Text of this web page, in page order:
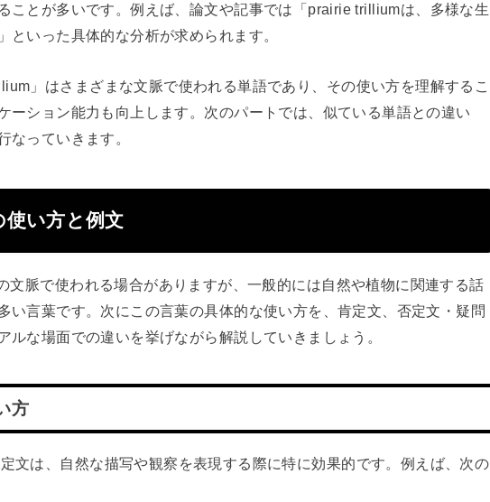
ことが多いです。例えば、論文や記事では「prairie trilliumは、多様な生
といった具体的な分析が求められます。
」はさまざまな文脈で使われる単語であり、その使い方を理解するこ
ーション能力も向上します。次のパートでは、似ている単語との違い
なっていきます。
い方と例文
文脈で使われる場合がありますが、一般的には自然や植物に関連する話
い言葉です。次にこの言葉の具体的な使い方を、肯定文、否定文・疑問
ルな場面での違いを挙げながら解説していきましょう。
方
文は、自然な描写や観察を表現する際に特に効果的です。例えば、次の